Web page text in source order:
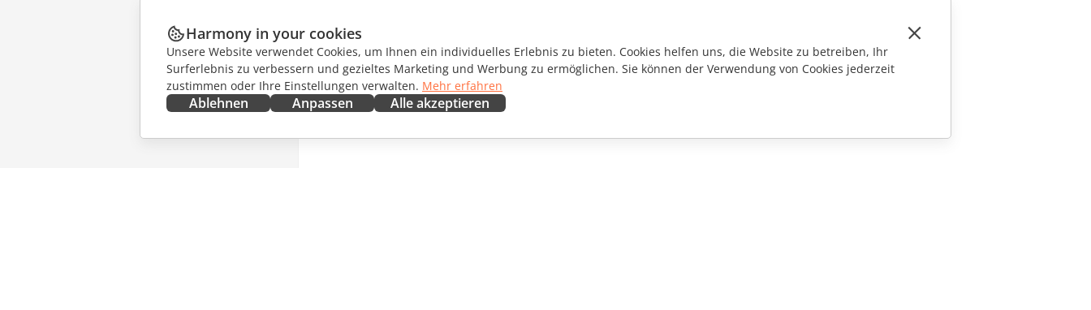
Harmony in your cookies
Unsere Website verwendet Cookies, um Ihnen ein individuelles Erlebnis zu bieten. Cookies helfen uns, die Website zu betreiben, Ihr
Surferlebnis zu verbessern und gezieltes Marketing und Werbung zu ermöglichen. Sie können der Verwendung von Cookies jederzeit
zustimmen oder Ihre Einstellungen verwalten. Mehr erfahren
Ablehnen Anpassen Alle akzeptieren